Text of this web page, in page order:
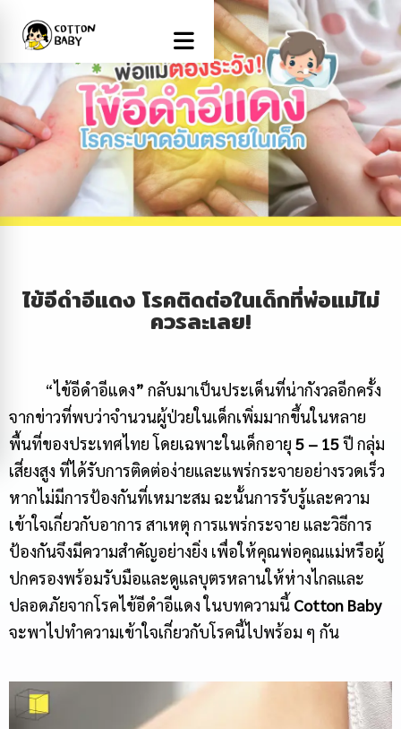
ไข้อีดำอีแดง โรคติดต่อในเด็กที่พ่อแม่ไม่
ควรละเลย!
“ไข้อีดำอีแดง” กลับมาเป็นประเด็นที่น่ากังวลอีกครั้ง
จากข่าวที่พบว่าจำนวนผู้ป่วยในเด็กเพิ่มมากขึ้นในหลาย
พื้นที่ของประเทศไทย โดยเฉพาะในเด็กอายุ 5 – 15ปี กลุ่ม
เสี่ยงสูง ที่ได้รับการติดต่อง่ายและแพร่กระจายอย่างรวดเร็ว
หากไม่มีการป้องกันที่เหมาะสม ฉะนั้นการรับรู้และความ
เข้าใจเกี่ยวกับอาการ สาเหตุ การแพร่กระจาย และวิธีการ
ป้องกันจึงมีความสำคัญอย่างยิ่ง เพื่อให้คุณพ่อคุณแม่หรือผู้
ปกครองพร้อมรับมือและดูแลบุตรหลานให้ห่างไกลและ
ปลอดภัยจากโรคไข้อีดำอีแดง ในบทความนี้ Cotton Baby
จะพาไปทำความเข้าใจเกี่ยวกับโรคนี้ไปพร้อม ๆ กัน